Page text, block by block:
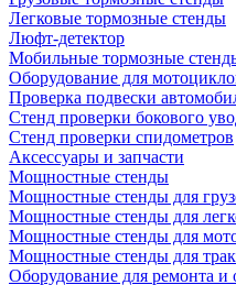
Легковые тормозные стенды
Люфт-детектор
Мобильные тормозные
Оборудование для
Проверка подвески
Стенд проверки бокового
Стенд проверки спидометров
Аксессуары и запчасти
Мощностные стенды
Мощностные стенды для
Мощностные стенды для
Мощностные стенды для
Мощностные стенды для
Оборудование для ремонта